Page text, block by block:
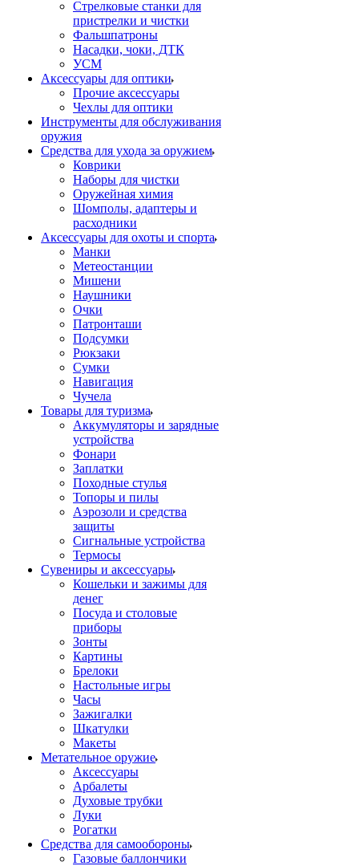
Стрелковые станки для
пристрелки и чистки
Фальшпатроны
Насадки, чоки, ДТК
УСМ
Аксессуары для оптики
Прочие аксессуары
Чехлы для оптики
Инструменты для обслуживания
оружия
Средства для ухода за оружием
Коврики
Наборы для чистки
Оружейная химия
Шомполы, адаптеры и
расходники
Аксессуары для охоты и спорта
Манки
Метеостанции
Мишени
Наушники
Очки
Патронташи
Подсумки
Рюкзаки
Сумки
Навигация
Чучела
Товары для туризма
Аккумуляторы и зарядные
устройства
Фонари
Заплатки
Походные стулья
Топоры и пилы
Аэрозоли и средства
защиты
Сигнальные устройства
Термосы
Сувениры и аксессуары
Кошельки и зажимы для
денег
Посуда и столовые
приборы
Зонты
Картины
Брелоки
Настольные игры
Часы
Зажигалки
Шкатулки
Макеты
Метательное оружие
Аксессуары
Арбалеты
Духовые трубки
Луки
Рогатки
Средства для самообороны
Газовые баллончики